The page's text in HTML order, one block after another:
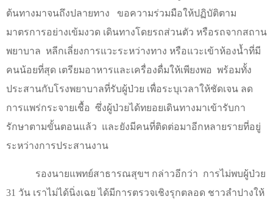
ต้นทางมาจนถึงปลายทาง
ขอความร่วมมือให้ปฏิบัติตาม
มาตรการอย่างเข้มงวด เดินทางโดยรถส่วนตัว หรือรถจากสถาน
พยาบาล หลีกเลี่ยงการแวะระหว่างทาง หรือแวะเข้าห้องน้ำที่มี
คนน้อยที่สุด เตรียมอาหารและเครื่องดื่มให้เพียงพอ พร้อมทั้ง
ประสานกับโรงพยาบาลที่รับผู้ป่วย เพื่อระบุเวลาให้ชัดเจน ลด
การแพร่กระจายเชื้อ ซึ่งผู้ป่วยได้ทยอยเดินทางมาเข้ารับกา
รักษาตามขั้นตอนแล้ว และยังมีคนที่ติดต่อมาอีกหลายรายที่อยู่
ระหว่างการประสานงาน
รองนายแพทย์สาธารณสุขฯ กล่าวอีกว่า การไม่พบผู้ป่วย
31 วัน เราไม่ได้นิ่งเฉย ได้มีการตรวจเชิงรุกตลอด ชาวลำปางให้